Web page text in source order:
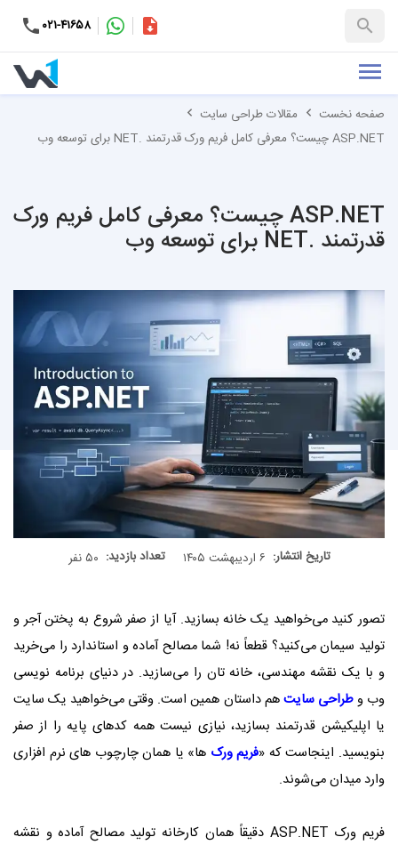
۰۲۱-۴۱۶۵۸
+۹۸-کاتالوگ
صفحه نخست
مقالات طراحی سایت
ASP.NET چیست؟ معرفی کامل فریم‌ ورک قدرتمند .NET برای توسعه وب
ASP.NET چیست؟ معرفی کامل فریم‌ ورک
قدرتمند .NET برای توسعه وب
تاریخ انتشار: ۶ اردیبهشت ۱۴۰۵ تعداد بازدید: ۵۰ نفر
تصور کنید می‌خواهید یک خانه بسازید. آیا از صفر شروع به پختن آجر و
تولید سیمان می‌کنید؟ قطعاً نه! شما مصالح آماده و استاندارد را می‌خرید
و با یک نقشه مهندسی، خانه‌ تان را می‌سازید. در دنیای برنامه ‌نویسی
وب وطراحی سایتهم داستان همین است. وقتی می‌خواهید یک سایت
یا اپلیکیشن قدرتمند بسازید، نیازی نیست همه کدهای پایه را از صفر
بنویسید. اینجاست که «فریم‌ ورک ‌ها» یا همان چارچوب ‌های نرم‌ افزاری
وارد میدان می‌شوند.
فریم‌ ورک ASP.NET دقیقاً همان کارخانه تولید مصالح آماده و نقشه